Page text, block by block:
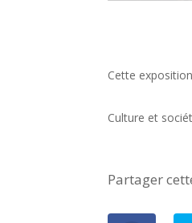
Cette
Culture et
Partager